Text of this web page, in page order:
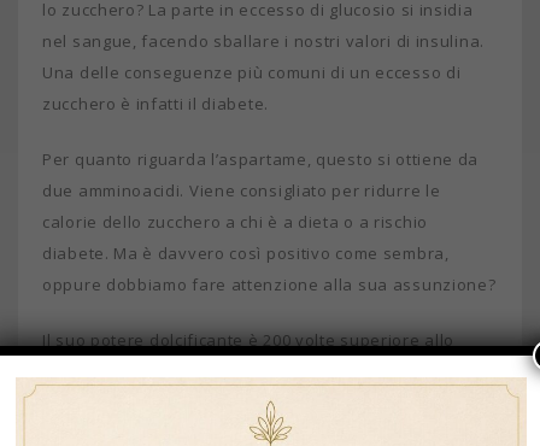
lo zucchero? La parte in eccesso di glucosio si insidia
nel sangue, facendo sballare i nostri valori di insulina.
Una delle conseguenze più comuni di un eccesso di
zucchero è infatti il diabete.
Per quanto riguarda l’aspartame, questo si ottiene da
due amminoacidi. Viene consigliato per ridurre le
calorie dello zucchero a chi è a dieta o a rischio
diabete. Ma è davvero così positivo come sembra,
oppure dobbiamo fare attenzione alla sua assunzione?
Il suo potere dolcificante è 200 volte superiore allo
non si può utilizzare l’aspartame in dosi maggiori delle
consentite, soprattutto per la produzione di bibite,